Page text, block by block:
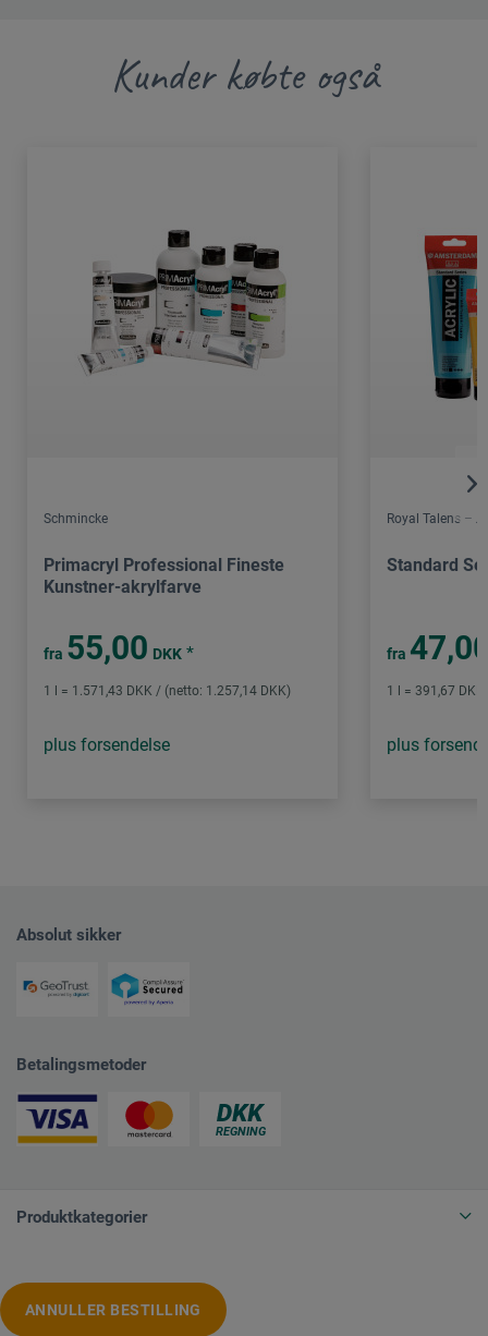
Kunder købte også
Schmincke
Primacryl Professional Fineste
Kunstner-akrylfarve
fra 55,00 DKK *
1 l = 1.571,43 DKK / (netto: 1.257,14 DKK)
plus forsendelse
Royal Talens –
Standard
fra
1 l = 391,67
plus
Absolut sikker
Betalingsmetoder
Produktkategorier
ANNULLER BESTILLING